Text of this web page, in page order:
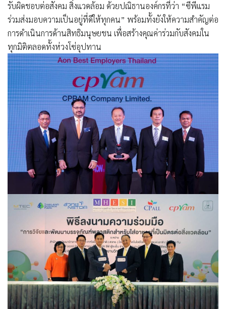
รับผิดชอบต่อสังคม สิ่งแวดล้อม ด้วยปณิธานองค์กรที่ว่า “ซีพีแรม
ร่วมส่งมอบความเป็นอยู่ที่ดีให้ทุกคน” พร้อมทั้งยังให้ความสำคัญต่อ
การดำเนินการด้านสิทธิมนุษยชน เพื่อสร้างคุณค่าร่วมกับสังคมใน
ทุกมิติตลอดทั้งห่วงโซ่อุปทาน